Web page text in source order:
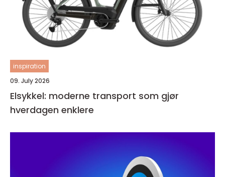
inspiration
09. July 2026
Elsykkel: moderne transport som gjør
hverdagen enklere